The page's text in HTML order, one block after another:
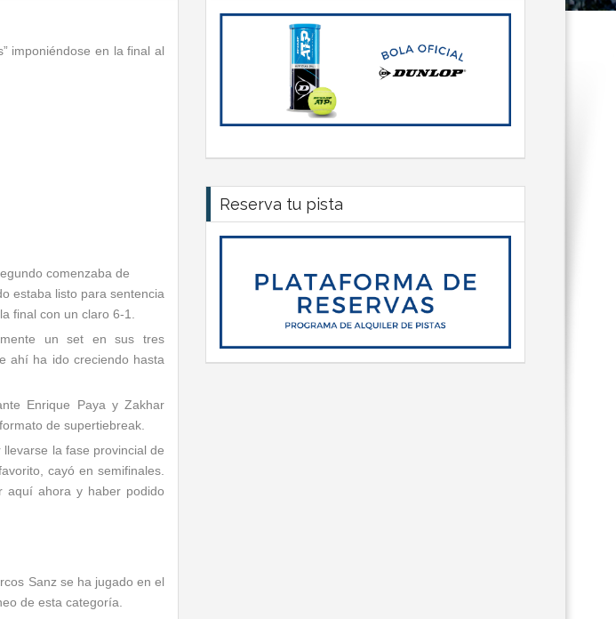
imponiéndose en la final al
comenzaba de
estaba listo para sentencia
final con un claro 6-1.
un set en sus tres
ahí ha ido creciendo hasta
Enrique Paya y Zakhar
de supertiebreak.
la fase provincial de
cayó en semifinales.
aquí ahora y haber podido
Sanz se ha jugado en el
de esta categoría.
Reserva tu pista